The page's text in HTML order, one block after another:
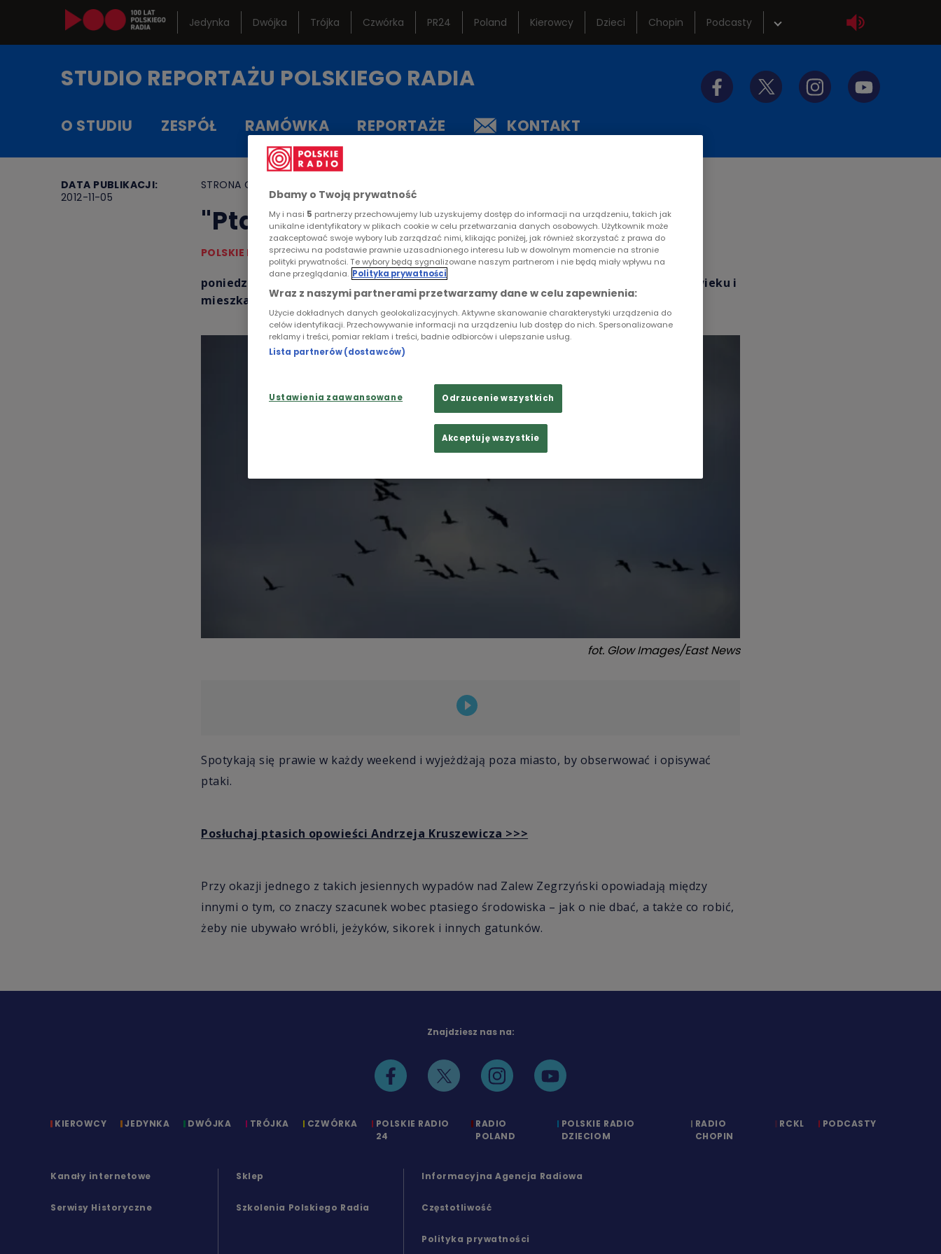
Jedynka Dwójka Trójka Czwórka PR24 Poland Kierowcy Dzieci Chopin Podcasty
Polskiego Radia
Szkolenia
STUDIO REPORTAŻU POLSKIEGO RADIA
O STUDIU ZESPÓŁ RAMÓWKA REPORTAŻE KONTAKT
DATA PUBLIKACJI:
2012-11-05
STRONA GŁÓWNA
"Ptasia pasja" - Alicja Grembowicz
POLSKIE RADIO
poniedziałek, 5 listopada, 18.15 Program 3. Uczą się, studiują, pracują. Są w różnym wieku i
mieszkają w różnych dzielnicach Warszawy. Łączy ich jedno – pasja ornitologiczna.
fot. Glow Images/East News
Spotykają się prawie w każdy weekend i wyjeżdżają poza miasto, by obserwować i opisywać
ptaki.
Posłuchaj ptasich opowieści Andrzeja Kruszewicza >>>
Przy okazji jednego z takich jesiennych wypadów nad Zalew Zegrzyński opowiadają między
innymi o tym, co znaczy szacunek wobec ptasiego środowiska – jak o nie dbać, a także co robić,
żeby nie ubywało wróbli, jeżyków, sikorek i innych gatunków.
Znajdziesz nas na:
KIEROWCY JEDYNKA DWÓJKA TRÓJKA CZWÓRKA
POLSKIE RADIO
24
RADIO
POLAND
POLSKIE RADIO
DZIECIOM
RADIO
CHOPIN
RCKL PODCASTY
Kanały internetowe
Serwisy Historyczne
Sklep
Szkolenia Polskiego Radia
Informacyjna Agencja Radiowa
Częstotliwość
Polityka prywatności
Dbamy o Twoją prywatność
My i nasi 5 partnerzy przechowujemy lub uzyskujemy dostęp do informacji na urządzeniu, takich jak
unikalne identyfikatory w plikach cookie w celu przetwarzania danych osobowych. Użytkownik może
zaakceptować swoje wybory lub zarządzać nimi, klikając poniżej, jak również skorzystać z prawa do
sprzeciwu na podstawie prawnie uzasadnionego interesu lub w dowolnym momencie na stronie
polityki prywatności. Te wybory będą sygnalizowane naszym partnerom i nie będą miały wpływu na
dane przeglądania. Polityka prywatności
Wraz z naszymi partnerami przetwarzamy dane w celu zapewnienia:
Użycie dokładnych danych geolokalizacyjnych. Aktywne skanowanie charakterystyki urządzenia do
celów identyfikacji. Przechowywanie informacji na urządzeniu lub dostęp do nich. Spersonalizowane
reklamy i treści, pomiar reklam i treści, badnie odbiorców i ulepszanie usług.
Lista partnerów (dostawców)
Ustawienia zaawansowane Odrzucenie wszystkich
Akceptuję wszystkie